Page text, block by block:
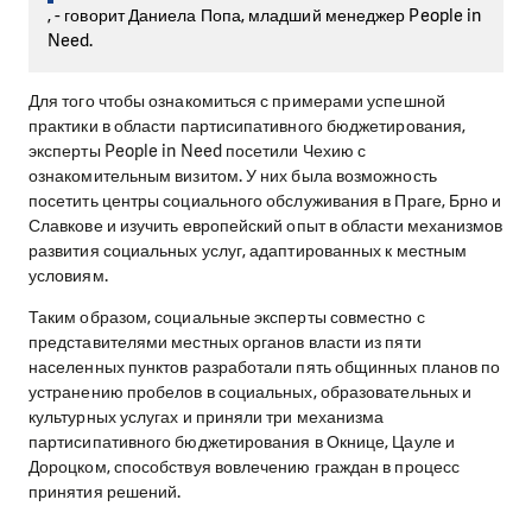
, - говорит Даниела Попа, младший менеджер People in
Need.
Для того чтобы ознакомиться с примерами успешной
практики в области партисипативного бюджетирования,
эксперты People in Need посетили Чехию с
ознакомительным визитом. У них была возможность
посетить центры социального обслуживания в Праге, Брно и
Славкове и изучить европейский опыт в области механизмов
развития социальных услуг, адаптированных к местным
условиям.
Таким образом, социальные эксперты совместно с
представителями местных органов власти из пяти
населенных пунктов разработали пять общинных планов по
устранению пробелов в социальных, образовательных и
культурных услугах и приняли три механизма
партисипативного бюджетирования в Окнице, Цауле и
Дороцком, способствуя вовлечению граждан в процесс
принятия решений.